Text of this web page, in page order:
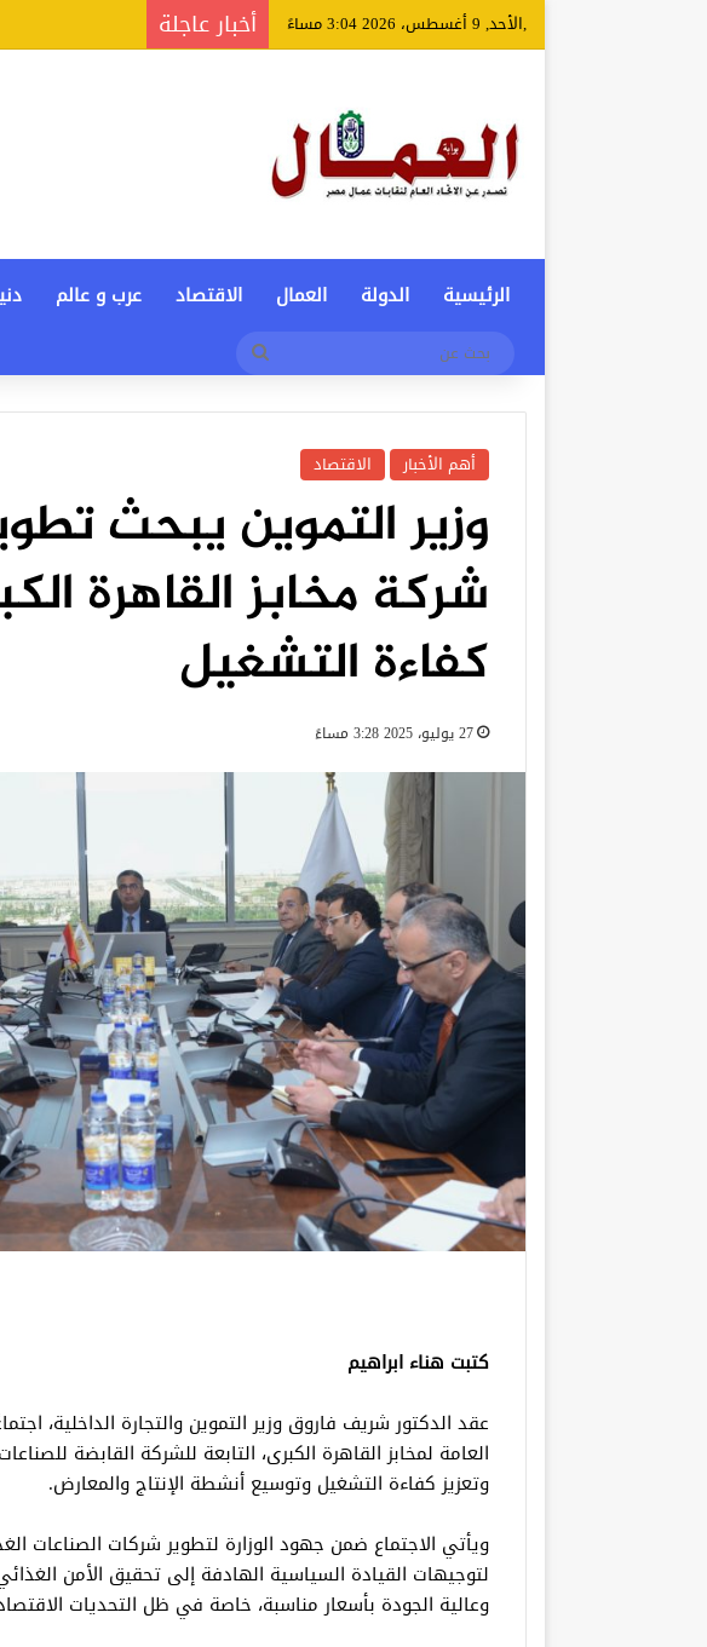
,الأحد, 9 أغسطس، 2026 3:04 مساءً أخبار عاجلة
الرئيسية الدولة العمال الاقتصاد عرب و عالم
أهم الأخبار الاقتصاد
وزير التموين يبحث
شركة مخابز القاهرة
كفاءة التشغيل
27 يوليو، 2025 3:28 مساءً
كتبت هناء ابراهيم
عقد الدكتور شريف فاروق وزير التموين والتجارة الداخلية،
العامة لمخابز القاهرة الكبرى، التابعة للشركة القابضة
وتعزيز كفاءة التشغيل وتوسيع أنشطة الإنتاج والمعارض.
ويأتي الاجتماع ضمن جهود الوزارة لتطوير شركات الصناعات
لتوجيهات القيادة السياسية الهادفة إلى تحقيق الأمن
وعالية الجودة بأسعار مناسبة، خاصة في ظل التحديات